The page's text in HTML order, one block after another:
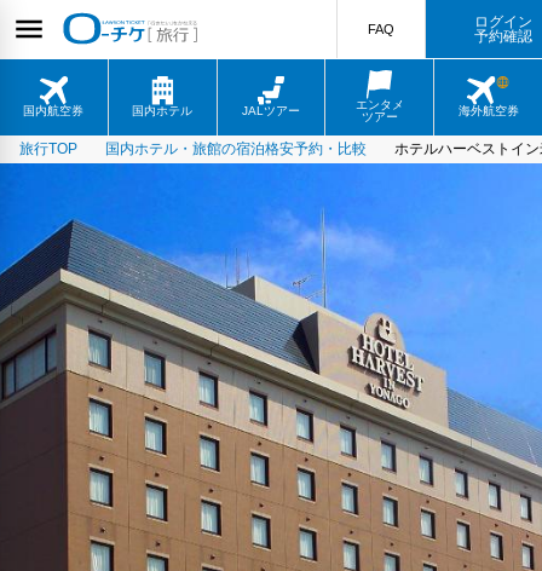
国内航空券 国内ホテル JALツアー
エンタメ
ツアー
海外航空券
FAQ
ログイン
予約確認
旅行TOP 国内ホテル・旅館の宿泊格安予約・比較 ホテルハーベストイ